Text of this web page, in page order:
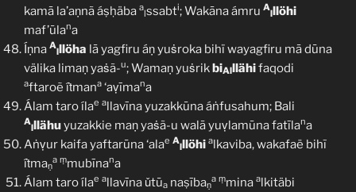
kamā la’aṇnã áṣḥäba a
lssabti; Wakāna ámru A
lllöhi
maf’ūlana
Íṇna A
lllöha lā yagfiru áṇ yuṡroka bihï wayagfiru mā dūna
välika limaṇ yaṡã-u; Wamaṇ yuṡrikbiAlllähifaqodi
aftaroẽ íṫmana ‘aṿīmana
Álam taro ílae allavīna yuzakkūna áṅfusahum; Bali
A
lllähuyuzakkie maṇ yaṡã-u walā yuṿlamūna fatīlana
Aṅṿur kaifa yaftarūna ‘alae A
lllöhi alkaviba, wakafaë bihĩ
íṫmaṇ
a ṃmubīnana
Álam taro ílae allavīna ǔtūa naṣībaṇ
a ṃmina alkitäbi